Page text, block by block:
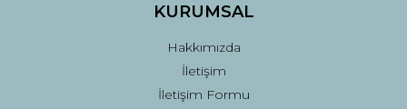
KURUMSAL
Hakkımızda
İletişim
İletişim Formu